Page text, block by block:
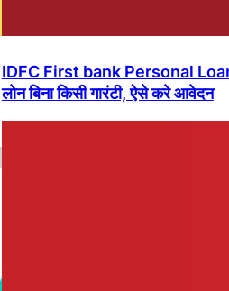
IDFC First bank Personal
लोन बिना किसी गारंटी, ऐसे करे आवेदन